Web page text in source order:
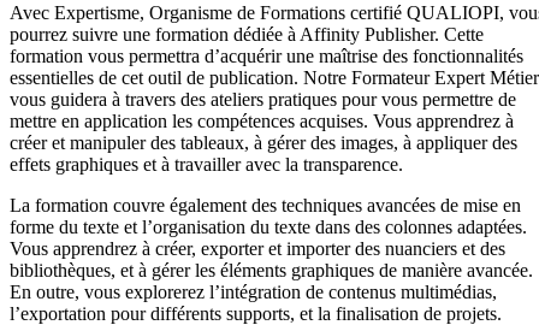
Avec Expertisme, Organisme de Formations certifié QUALIOPI,
pourrez suivre une formation dédiée à Affinity Publisher. Cette
formation vous permettra d’acquérir une maîtrise des fonctionnalités
essentielles de cet outil de publication. Notre Formateur Expert Métier
vous guidera à travers des ateliers pratiques pour vous permettre de
mettre en application les compétences acquises. Vous apprendrez à
créer et manipuler des tableaux, à gérer des images, à appliquer des
effets graphiques et à travailler avec la transparence.
La formation couvre également des techniques avancées de mise en
forme du texte et l’organisation du texte dans des colonnes adaptées.
Vous apprendrez à créer, exporter et importer des nuanciers et des
bibliothèques, et à gérer les éléments graphiques de manière avancée.
En outre, vous explorerez l’intégration de contenus multimédias,
l’exportation pour différents supports, et la finalisation de projets.